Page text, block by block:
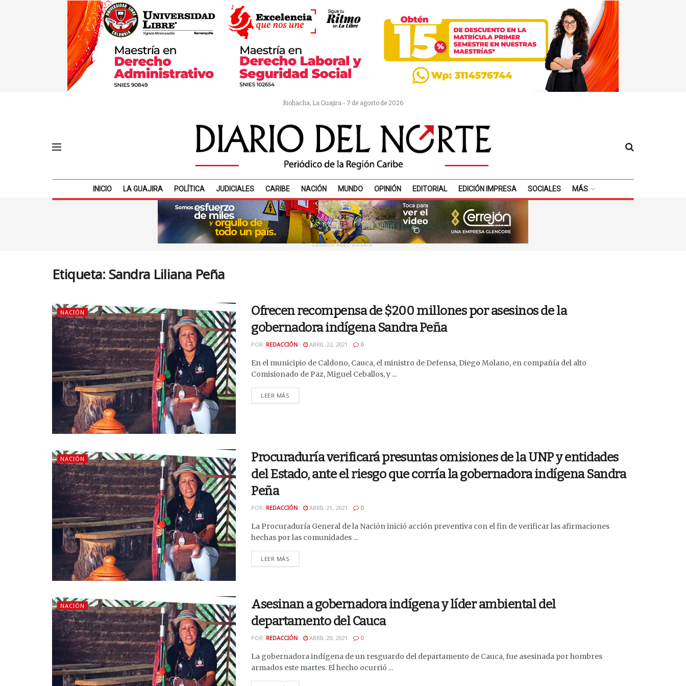
Riohacha, La Guajira - 7 de agosto de 2026
INICIO LA GUAJIRA POLÍTICA JUDICIALES CARIBE NACIÓN MUNDO OPINIÓN EDITORIAL EDICIÓN IMPRESA SOCIALES MÁS
ANUNCIO PUBLICITARIO
Etiqueta: Sandra Liliana Peña
NACIÓN
Ofrecen recompensa de $200 millones por asesinos de la
gobernadora indígena Sandra Peña
POR: REDACCIÓN ABRIL 22, 2021 0
En el municipio de Caldono, Cauca, el ministro de Defensa, Diego Molano, en compañía del alto
Comisionado de Paz, Miguel Ceballos, y ...
LEER MÁS
NACIÓN
Procuraduría verificará presuntas omisiones de la UNP y entidades
del Estado, ante el riesgo que corría la gobernadora indígena Sandra
Peña
POR: REDACCIÓN ABRIL 21, 2021 0
La Procuraduría General de la Nación inició acción preventiva con el fin de verificar las afirmaciones
hechas por las comunidades ...
LEER MÁS
NACIÓN
Asesinan a gobernadora indígena y líder ambiental del
departamento del Cauca
POR: REDACCIÓN ABRIL 20, 2021 0
La gobernadora indígena de un resguardo del departamento de Cauca, fue asesinada por hombres
armados este martes. El hecho ocurrió ...